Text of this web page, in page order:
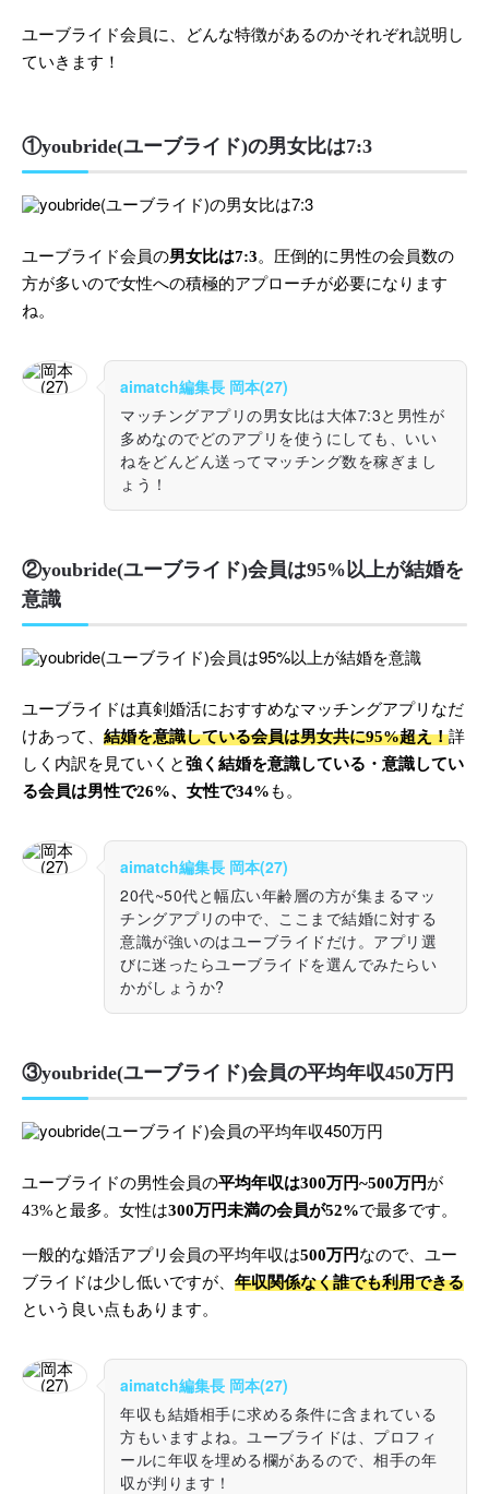
ユーブライド会員に、どんな特徴があるのかそれぞれ説明し
ていきます！
①youbride(ユーブライド)の男女比は7:3
ユーブライド会員の男女比は7:3。圧倒的に男性の会員数の
方が多いので女性への積極的アプローチが必要になります
ね。
aimatch編集長 岡本(27)
マッチングアプリの男女比は大体7:3と男性が
多めなのでどのアプリを使うにしても、いい
ねをどんどん送ってマッチング数を稼ぎまし
ょう！
②youbride(ユーブライド)会員は95%以上が結婚を
意識
ユーブライドは真剣婚活におすすめなマッチングアプリなだ
けあって、 結婚を意識している会員は男女共に95%超え！詳
しく内訳を見ていくと強く結婚を意識している・意識してい
る会員は男性で26%、女性で34%も。
aimatch編集長 岡本(27)
20代~50代と幅広い年齢層の方が集まるマッ
チングアプリの中で、ここまで結婚に対する
意識が強いのはユーブライドだけ。アプリ選
びに迷ったらユーブライドを選んでみたらい
かがしょうか?
③youbride(ユーブライド)会員の平均年収450万円
ユーブライドの男性会員の平均年収は300万円~500万円が
43%と最多。女性は300万円未満の会員が52%で最多です。
一般的な婚活アプリ会員の平均年収は500万円なので、ユー
ブライドは少し低いですが、 年収関係なく誰でも利用できる
という良い点もあります。
aimatch編集長 岡本(27)
年収も結婚相手に求める条件に含まれている
方もいますよね。ユーブライドは、プロフィ
ールに年収を埋める欄があるので、相手の年
収が判ります！